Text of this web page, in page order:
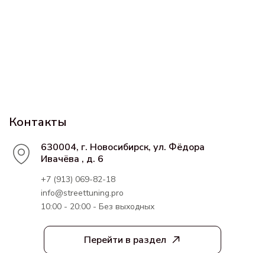
Перейти в раздел
Контакты
630004, г. Новосибирск, ул. Фёдора
Ивачёва , д. 6
+7 (913) 069-82-18
info@streettuning.pro
10:00 - 20:00 - Без выходных